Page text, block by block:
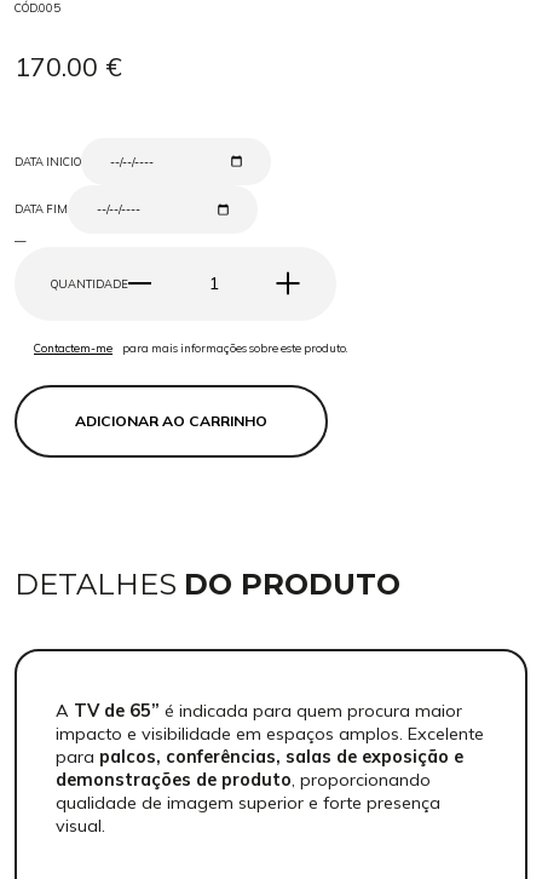
CÓD.005
170.00 €
DATA INICIO
DATA FIM
—
QUANTIDADE
Contactem-me para mais informações sobre este produto.
ADICIONAR AO CARRINHO
DETALHES DO PRODUTO
A TV de 65” é indicada para quem procura maior
impacto e visibilidade em espaços amplos. Excelente
para palcos, conferências, salas de exposição e
demonstrações de produto , proporcionando
qualidade de imagem superior e forte presença
visual.